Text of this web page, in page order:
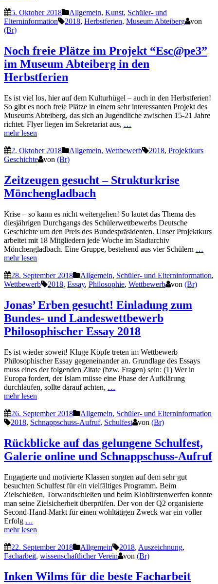
5. Oktober 2018 Allgemein, Kunst, Schüler- und
Elterninformation
2018, Herbstferien, Museum Abteiberg
von
(Br)
Noch freie Plätze im Projekt “Esc@pe3”
im Museum Abteiberg in den
Herbstferien
Es ist viel los, hier auf dem Kulturhügel – auch in den Herbstferien!
So gibt es noch freie Plätze in einem sehr interessanten Projekt des
Museums Abteiberg, das sich an Jugendliche zwischen 15-21 Jahre
richtet. Flyer liegen im Sekretariat aus, …
mehr lesen
2. Oktober 2018 Allgemein, Wettbewerb 2018, Projektkurs
Geschichte
von (Br)
Zeitzeugen gesucht – Strukturkrise
Mönchengladbach
Krise – so kann es nicht weitergehen! So lautet das Thema des
diesjährigen Durchgangs des Schülerwettbewerbs Deutsche
Geschichte um den Preis des Bundespräsidenten. Unser Projektkurs
arbeitet mit 18 Mitgliedern jede Woche im Stadtarchiv
Mönchengladbach. Eine Gruppe, bestehend aus vier Schülern …
mehr lesen
28. September 2018 Allgemein, Schüler- und Elterninformation,
Wettbewerb
2018, Essay, Philosophie, Wettbewerb von (Br)
Jonas’ Erben gesucht! Einladung zum
Bundes- und Landeswettbewerb
Philosophischer Essay 2018
Es ist wieder soweit! Kluge Köpfe treten im Wettbewerb
Philosophischer Essay gegeneinander an. Grundlage des Essays
muss eines der folgenden Zitate (bzw. Fragen) sein: (1) Wer in
Europa fordert, der Islam müsse eine Phase der Aufklärung
durchlaufen, sollte darauf achten, …
mehr lesen
26. September 2018 Allgemein, Schüler- und Elterninformation
2018, Schnappschuss-Aufruf, Schulfest von (Br)
Rückblicke auf das gelungene Schulfest,
Galerie online und Schnappschuss-Aufruf
Engagierte und motivierte Klassen sorgten auf dem sehr gut
besuchten Schulfest für ein vielfältiges Programm. Beim
Zielschießen, Torwandschießen und beim Klobürstenwerfen konnte
man seine Zielsicherheit überprüfen. Der von der Q2 organisierte
Second-Hand-Markt für einen wohltätigen Zweck war ein voller
Erfolg …
mehr lesen
22. September 2018 Allgemein 2018, Auszeichnung,
Facharbeit, wissenschaftlicher Verein von (Br)
Inken Wilms für die beste Facharbeit